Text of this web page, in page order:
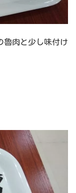
魯肉と少し味付け